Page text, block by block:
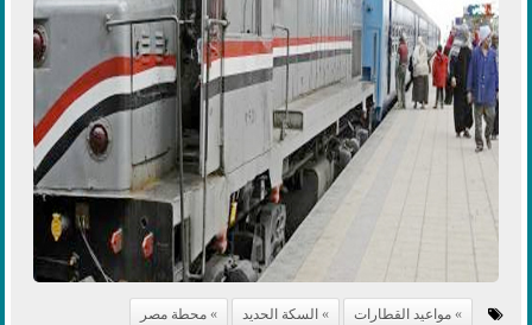
مواعيد القطارات السكة الحديد
محطة مصر